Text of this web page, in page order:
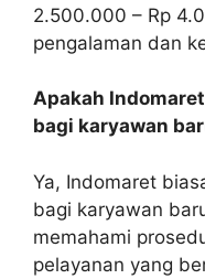
2.500.000 – Rp
pengalaman dan
Apakah
bagi karyawan
Ya, Indomaret
bagi karyawan
memahami
pelayanan yang